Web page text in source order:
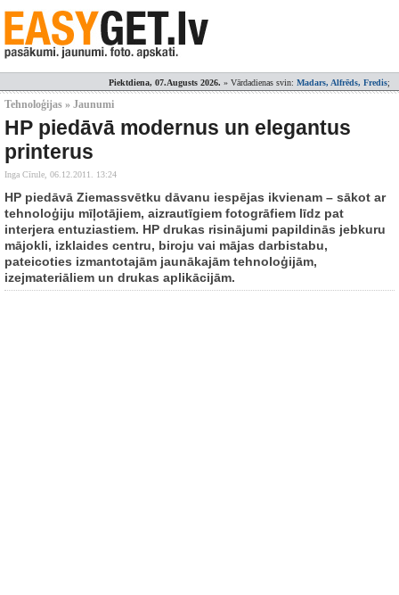
Piektdiena, 07.Augusts 2026. » Vārdadienas svin: Madars, Alfrēds, Fredis;
Tehnoloģijas » Jaunumi
HP piedāvā modernus un elegantus
printerus
Inga Cīrule, 06.12.2011. 13:24
HP piedāvā Ziemassvētku dāvanu iespējas ikvienam – sākot ar
tehnoloģiju mīļotājiem, aizrautīgiem fotogrāfiem līdz pat
interjera entuziastiem. HP drukas risinājumi papildinās jebkuru
mājokli, izklaides centru, biroju vai mājas darbistabu,
pateicoties izmantotajām jaunākajām tehnoloģijām,
izejmateriāliem un drukas aplikācijām.